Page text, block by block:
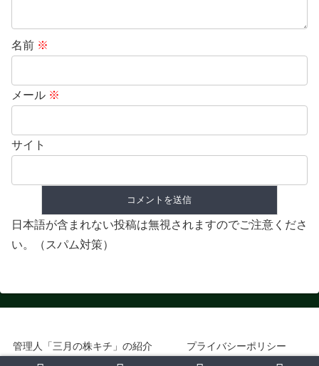
名前 ※
メール ※
サイト
日本語が含まれない投稿は無視されますのでご注意くださ
い。（スパム対策）
管理人「三月の株キチ」の紹介 プライバシーポリシー